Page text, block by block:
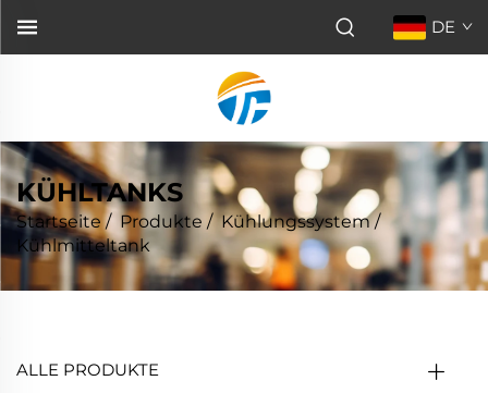
DE
KÜHLTANKS
Startseite / Produkte /Kühlungssystem/
Kühlmitteltank
ALLE PRODUKTE